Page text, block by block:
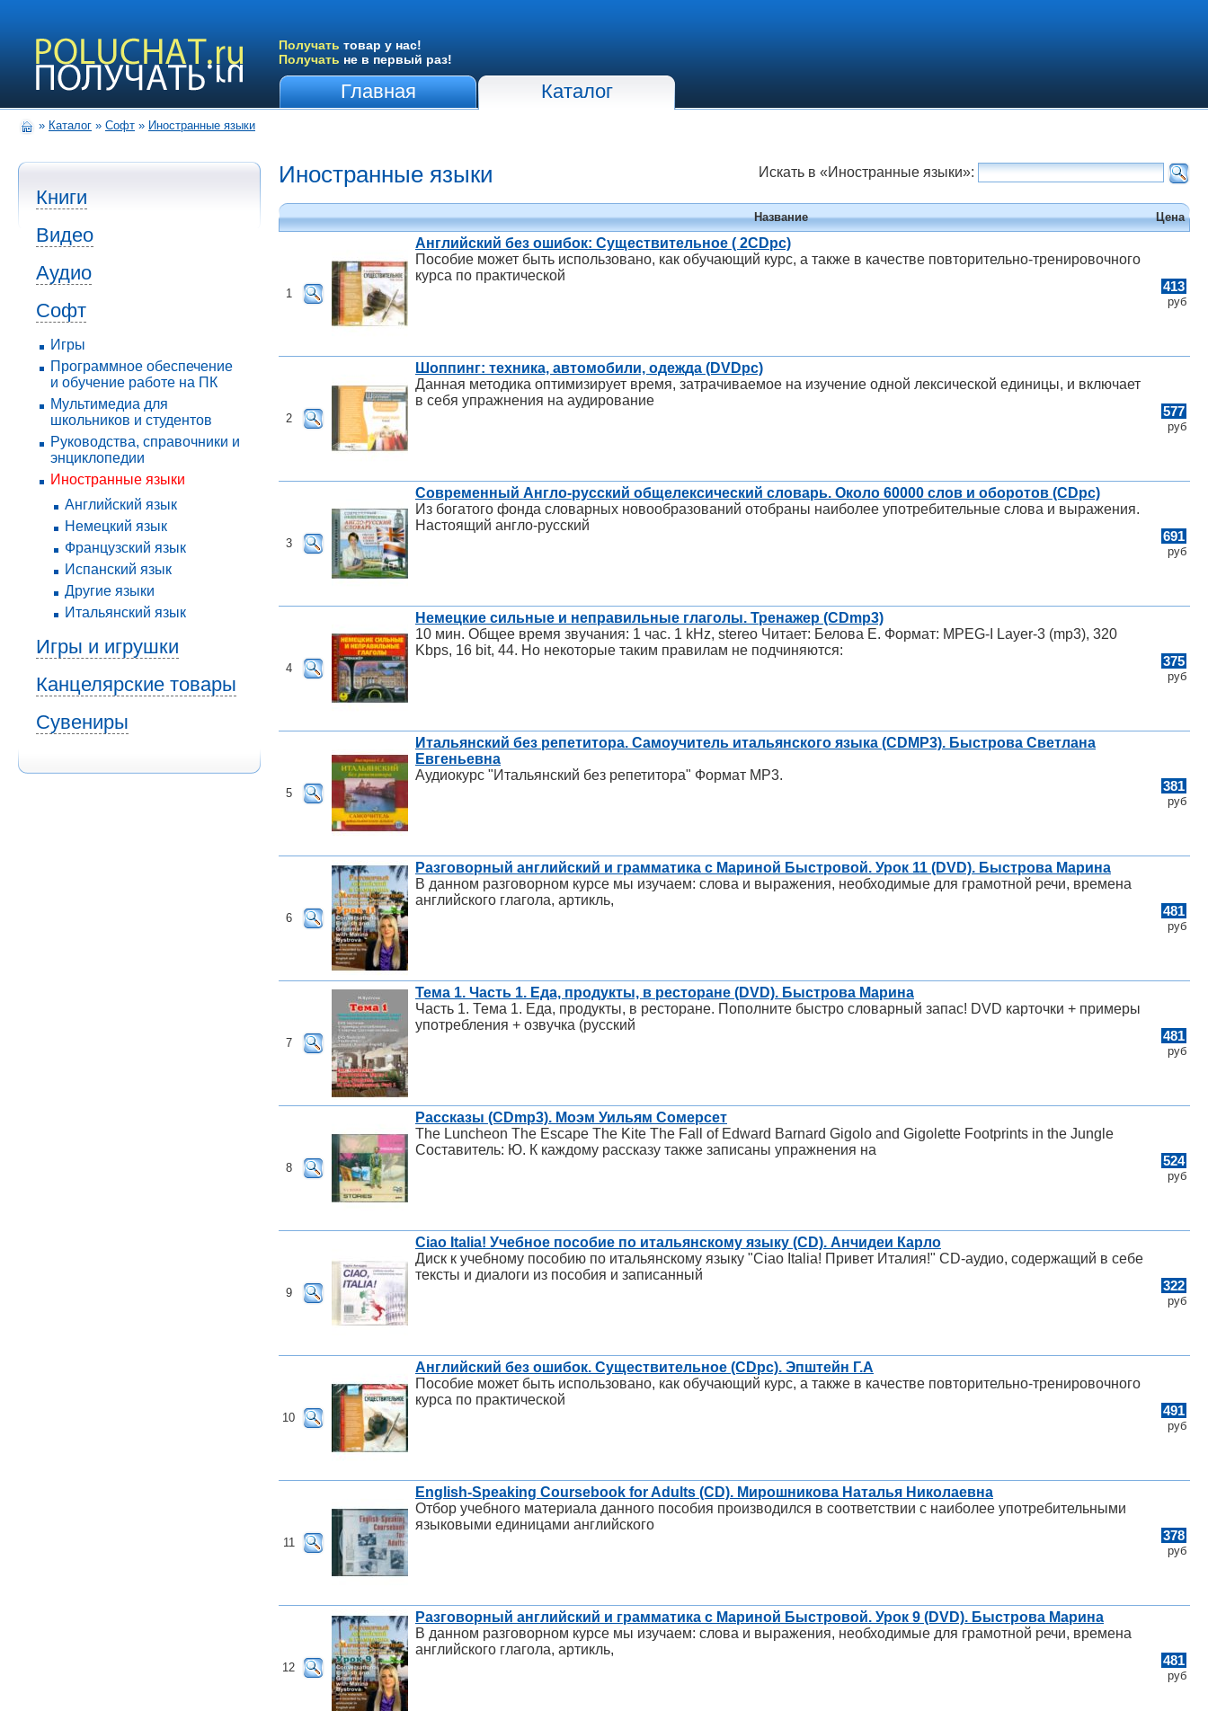
Получать товар у нас!
Получать не в первый раз!
Главная Каталог
» Каталог » Софт » Иностранные языки
Книги
Видео
Аудио
Софт
Игры
Программное обеспечение
и обучение работе на ПК
Мультимедиа для
школьников и студентов
Руководства, справочники и
энциклопедии
Иностранные языки
Английский язык
Немецкий язык
Французский язык
Испанский язык
Другие языки
Итальянский язык
Игры и игрушки
Канцелярские товары
Сувениры
Искать в «Иностранные языки»:
Иностранные языки
Название Цена
1
Английский без ошибок: Существительное ( 2CDpc)
Пособие может быть использовано, как обучающий курс, а также в качестве повторительно-тренировочного
курса по практической
413
руб
2
Шоппинг: техника, автомобили, одежда (DVDpc)
Данная методика оптимизирует время, затрачиваемое на изучение одной лексической единицы, и включает
в себя упражнения на аудирование
577
руб
3
Современный Англо-русский общелексический словарь. Около 60000 слов и оборотов (CDpc)
Из богатого фонда словарных новообразований отобраны наиболее употребительные слова и выражения.
Настоящий англо-русский
691
руб
4
Немецкие сильные и неправильные глаголы. Тренажер (CDmp3)
10 мин. Общее время звучания: 1 час. 1 kHz, stereo Читает: Белова Е. Формат: MPEG-I Layer-3 (mp3), 320
Kbps, 16 bit, 44. Но некоторые таким правилам не подчиняются:
375
руб
5
Итальянский без репетитора. Самоучитель итальянского языка (CDMP3). Быстрова Светлана
Евгеньевна
Аудиокурс "Итальянский без репетитора" Формат МР3.
381
руб
6
Разговорный английский и грамматика с Мариной Быстровой. Урок 11 (DVD). Быстрова Марина
В данном разговорном курсе мы изучаем: слова и выражения, необходимые для грамотной речи, времена
английского глагола, артикль,
481
руб
7
Тема 1. Часть 1. Еда, продукты, в ресторане (DVD). Быстрова Марина
Часть 1. Тема 1. Еда, продукты, в ресторане. Пополните быстро словарный запас! DVD карточки + примеры
употребления + озвучка (русский
481
руб
8
Рассказы (CDmp3). Моэм Уильям Сомерсет
The Luncheon The Escape The Kite The Fall of Edward Barnard Gigolo and Gigolette Footprints in the Jungle
Составитель: Ю. К каждому рассказу также записаны упражнения на
524
руб
9
Ciao Italia! Учебное пособие по итальянскому языку (CD). Анчидеи Карло
Диск к учебному пособию по итальянскому языку "Ciao Italia! Привет Италия!" CD-аудио, содержащий в себе
тексты и диалоги из пособия и записанный
322
руб
10
Английский без ошибок. Существительное (CDpc). Эпштейн Г.А
Пособие может быть использовано, как обучающий курс, а также в качестве повторительно-тренировочного
курса по практической
491
руб
11
English-Speaking Coursebook for Adults (CD). Мирошникова Наталья Николаевна
Отбор учебного материала данного пособия производился в соответствии с наиболее употребительными
языковыми единицами английского
378
руб
12
Разговорный английский и грамматика с Мариной Быстровой. Урок 9 (DVD). Быстрова Марина
В данном разговорном курсе мы изучаем: слова и выражения, необходимые для грамотной речи, времена
английского глагола, артикль,
481
руб